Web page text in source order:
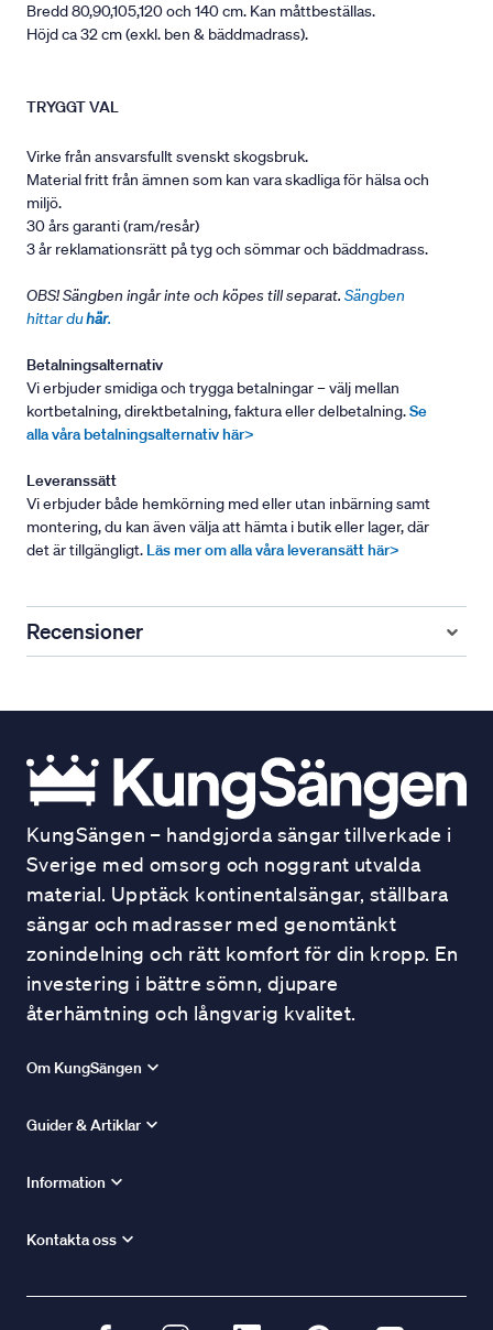
Bredd 80,90,105,120 och 140 cm. Kan måttbeställas.
Höjd ca 32 cm (exkl. ben & bäddmadrass).
TRYGGT VAL
Virke från ansvarsfullt svenskt skogsbruk.
Material fritt från ämnen som kan vara skadliga för hälsa och
miljö.
30 års garanti (ram/resår)
3 år reklamationsrätt på tyg och sömmar och bäddmadrass.
OBS! Sängben ingår inte och köpes till separat. Sängben
hittar duhär.
Betalningsalternativ
Vi erbjuder smidiga och trygga betalningar – välj mellan
kortbetalning, direktbetalning, faktura eller delbetalning.Se
alla våra betalningsalternativ här>
Leveranssätt
Vi erbjuder både hemkörning med eller utan inbärning samt
montering, du kan även välja att hämta i butik eller lager, där
det är tillgängligt. Läs mer om alla våra leveransätt här>
Recensioner
KungSängen – handgjorda sängar tillverkade i
Sverige med omsorg och noggrant utvalda
material. Upptäck kontinentalsängar, ställbara
sängar och madrasser med genomtänkt
zonindelning och rätt komfort för din kropp. En
investering i bättre sömn, djupare
återhämtning och långvarig kvalitet.
Om KungSängen
Guider & Artiklar
Information
Kontakta oss